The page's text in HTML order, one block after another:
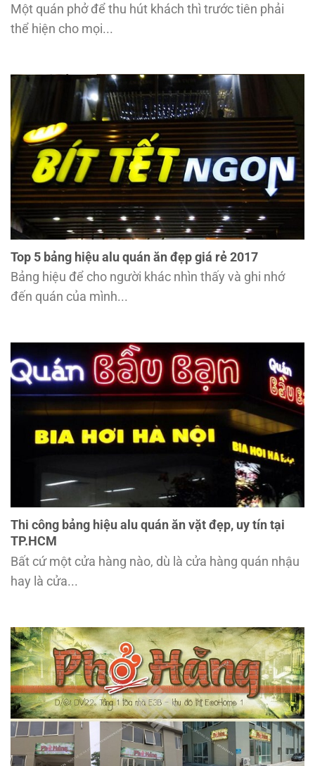
Một quán phở để thu hút khách thì trước tiên phải
thể hiện cho mọi...
Top 5 bảng hiệu alu quán ăn đẹp giá rẻ 2017
Bảng hiệu để cho người khác nhìn thấy và ghi nhớ
đến quán của mình...
Thi công bảng hiệu alu quán ăn vặt đẹp, uy tín tại
TP.HCM
Bất cứ một cửa hàng nào, dù là cửa hàng quán nhậu
hay là cửa...